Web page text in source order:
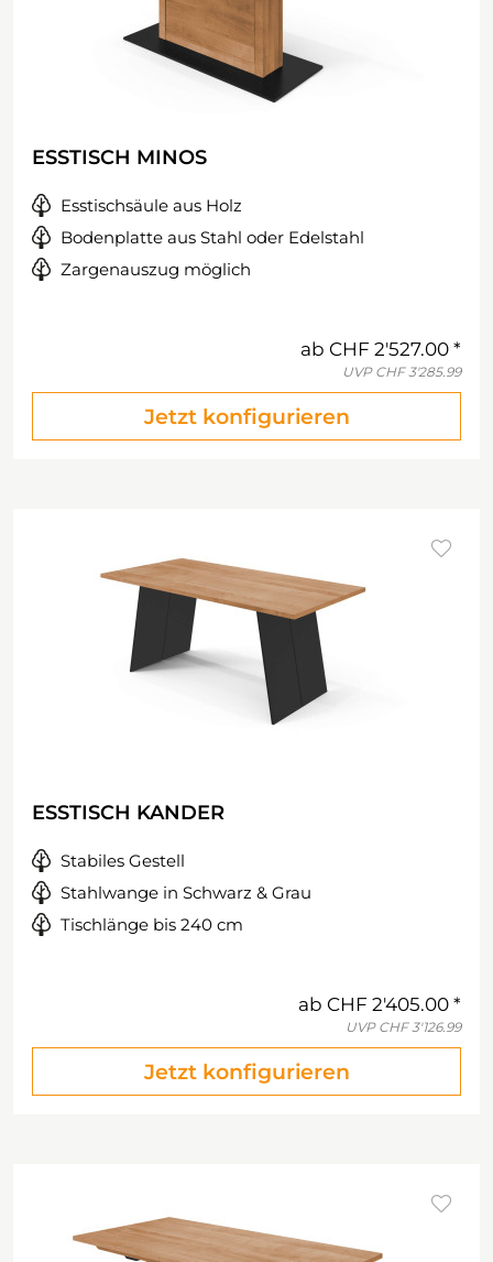
ESSTISCH MINOS
Esstischsäule aus Holz
Bodenplatte aus Stahl oder Edelstahl
Zargenauszug möglich
ab CHF 2'527.00
UVP CHF 3'285.99
Jetzt konfigurieren
ESSTISCH KANDER
Stabiles Gestell
Stahlwange in Schwarz & Grau
Tischlänge bis 240 cm
ab CHF 2'405.00
UVP CHF 3'126.99
Jetzt konfigurieren